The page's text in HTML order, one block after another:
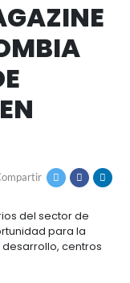
a colombia
DE
EN